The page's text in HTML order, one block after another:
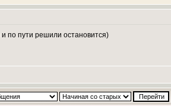
по пути решили остановится)